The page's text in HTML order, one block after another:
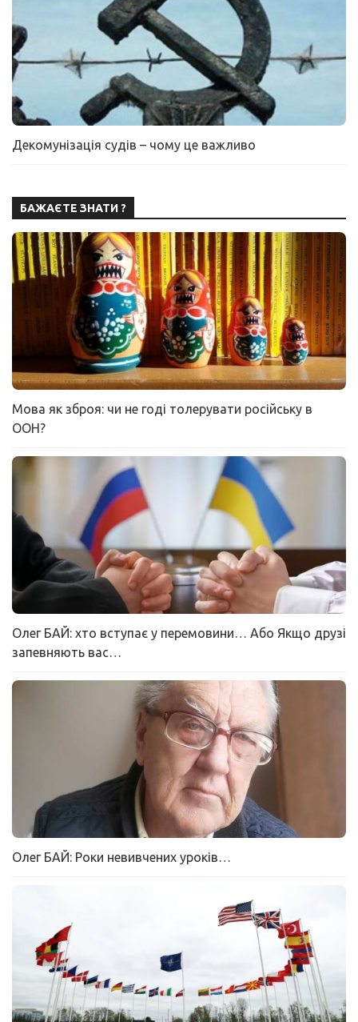
Декомунізація судів – чому це важливо
БАЖАЄТЕ ЗНАТИ ?
Мова як зброя: чи не годі толерувати російську в
ООН?
Олег БАЙ: хто вступає у перемовини… Або Якщо друзі
запевняють вас…
Олег БАЙ: Роки невивчених уроків…